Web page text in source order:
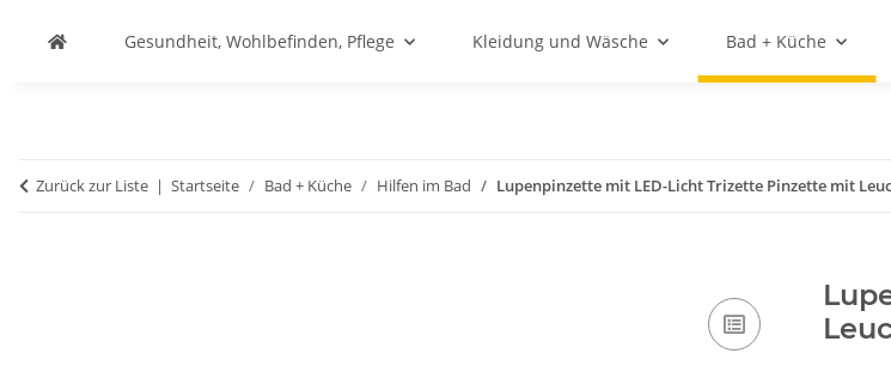
Gesundheit, Wohlbefinden, Pflege Kleidung und Wäsche Bad + Küche
Zurück zur Liste Startseite Bad + Küche Hilfen im Bad Lupenpinzette mit LED-Licht Trizette Pinzette mit